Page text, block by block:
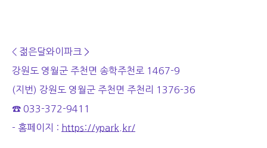
< 젊은달와이파크 >
강원도 영월군 주천면 송학주천로 1467-9
(지번) 강원도 영월군 주천면 주천리 1376-36
☎ 033-372-9411
- 홈페이지 : https://ypark.kr/